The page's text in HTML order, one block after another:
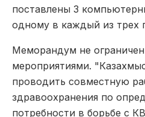
поставлены 3
одному в каждый из трех
Меморандум не
мероприятиями.
проводить совместную
здравоохранения по
потребности в борьбе с